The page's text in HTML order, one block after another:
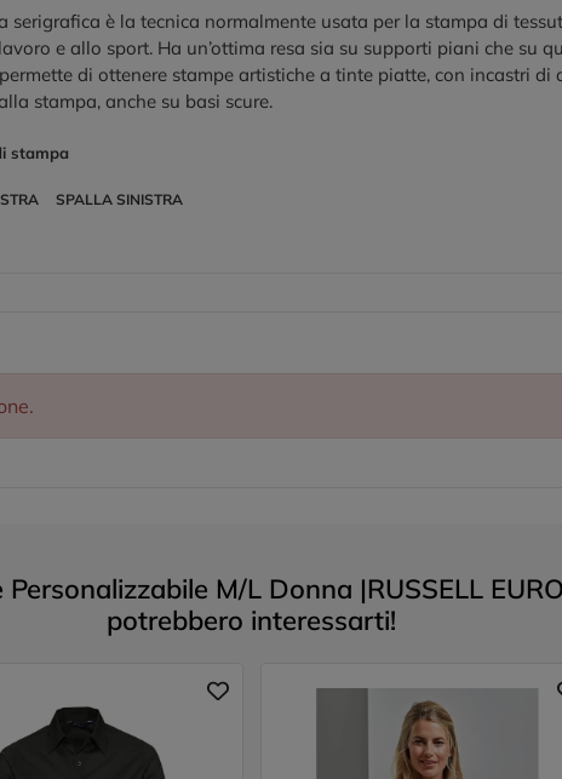
serigrafica è la tecnica normalmente usata per la stampa di
e allo sport. Ha un’ottima resa sia su supporti piani che su
di ottenere stampe artistiche a tinte piatte, con incastri
stampa, anche su basi scure.
stampa
SPALLA SINISTRA
M/L Donna |RUSSELL
potrebbero interessarti!